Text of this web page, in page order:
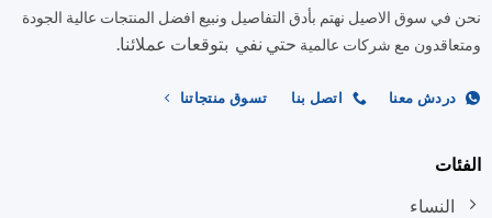
سوق الاصيل نهتم بأدق التفاصيل ونبيع افضل المنتجات عالية الجودة
مع شركات عالميةحتي نفي بتوقعات عملائنا.
دردش معنا اتصل بنا تسوق منتجاتنا
النساء